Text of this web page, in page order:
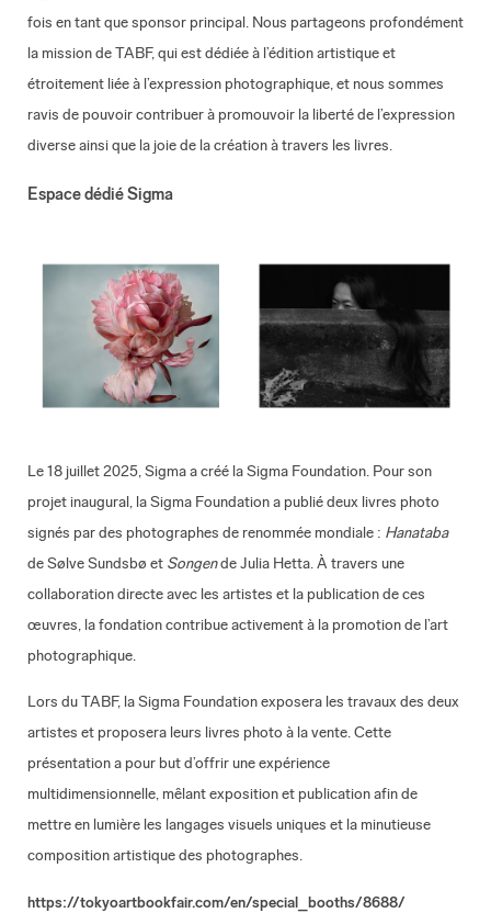
fois en tant que sponsor principal. Nous partageons profondément
la mission de TABF, qui est dédiée à l’édition artistique et
étroitement liée à l’expression photographique, et nous sommes
ravis de pouvoir contribuer à promouvoir la liberté de l’expression
diverse ainsi que la joie de la création à travers les livres.
Espace dédié Sigma
Le 18 juillet 2025, Sigma a créé la Sigma Foundation. Pour son
projet inaugural, la Sigma Foundation a publié deux livres photo
signés par des photographes de renommée mondiale : Hanataba
de Sølve Sundsbø et Songende Julia Hetta. À travers une
collaboration directe avec les artistes et la publication de ces
œuvres, la fondation contribue activement à la promotion de l’art
photographique.
Lors du TABF, la Sigma Foundation exposera les travaux des deux
artistes et proposera leurs livres photo à la vente. Cette
présentation a pour but d’offrir une expérience
multidimensionnelle, mêlant exposition et publication afin de
mettre en lumière les langages visuels uniques et la minutieuse
composition artistique des photographes.
https://tokyoartbookfair.com/en/special_booths/8688/